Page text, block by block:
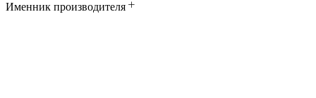
Именник производителя